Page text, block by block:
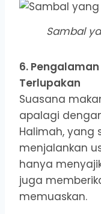
Sambal
6.
Terlupakan
Suasana
apalagi
Halimah,
menjalankan
hanya
juga
memuaskan.